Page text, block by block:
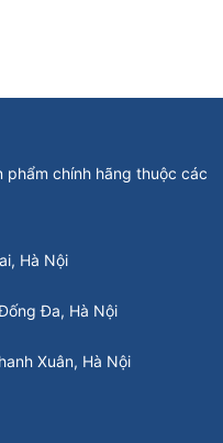
phẩm chính hãng thuộc các
Hà Nội
Đa, Hà Nội
Xuân, Hà Nội